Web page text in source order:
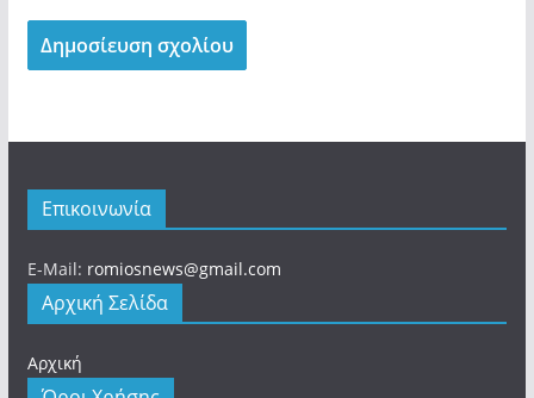
Επικοινωνία
E-Mail: romiosnews@gmail.com
Αρχική Σελίδα
Αρχική